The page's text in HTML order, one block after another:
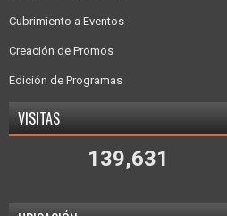
Cubrimiento a Eventos
Creación de Promos
Edición de Programas
VISITAS
139,631